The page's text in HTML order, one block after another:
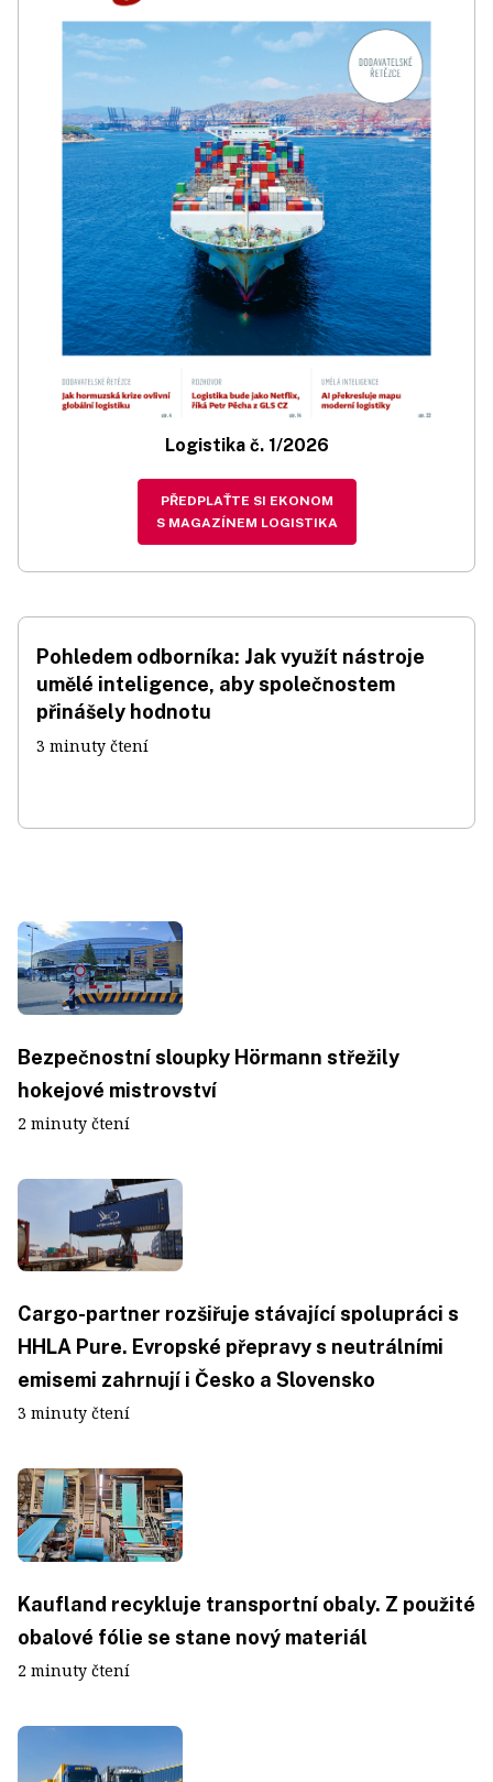
Logistika č. 1/2026
PŘEDPLAŤTE SI EKONOM
S MAGAZÍNEM LOGISTIKA
Pohledem odborníka: Jak využít nástroje
umělé inteligence, aby společnostem
přinášely hodnotu
3 minuty čtení
Bezpečnostní sloupky Hörmann střežily
hokejové mistrovství
2 minuty čtení
Cargo-partner rozšiřuje stávající spolupráci s
HHLA Pure. Evropské přepravy s neutrálními
emisemi zahrnují i Česko a Slovensko
3 minuty čtení
Kaufland recykluje transportní obaly. Z použité
obalové fólie se stane nový materiál
2 minuty čtení